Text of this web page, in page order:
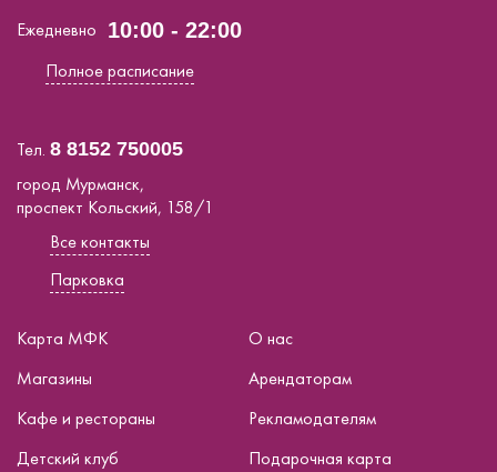
Ежедневно 10:00 - 22:00
Полное расписание
Тел. 8 8152 750005
город Мурманск,
проспект Кольский, 158/1
Все контакты
Парковка
Карта МФК
Магазины
Кафе и рестораны
Детский клуб
О нас
Арендаторам
Рекламодателям
Подарочная карта